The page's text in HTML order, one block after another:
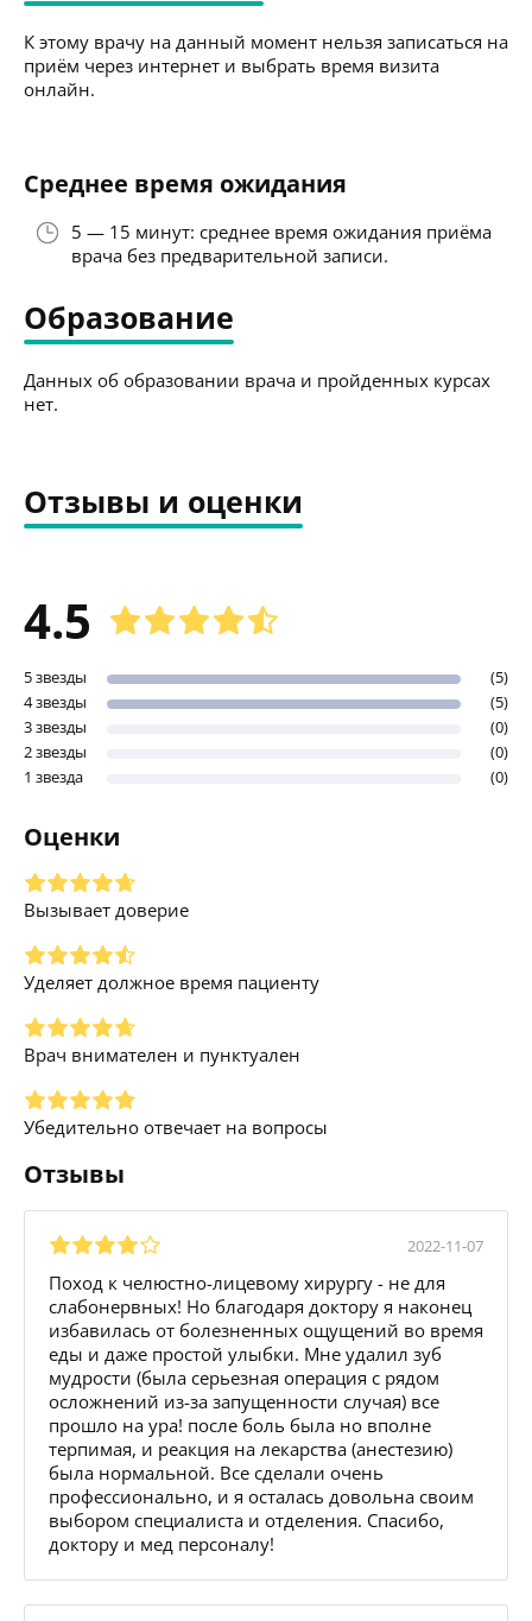
К этому врачу на данный момент нельзя записаться на
приём через интернет и выбрать время визита
онлайн.
Среднее время ожидания
5 — 15 минут: среднее время ожидания приёма
врача без предварительной записи.
Образование
Данных об образовании врача и пройденных курсах
нет.
Отзывы и оценки
4.5
5 звезды
(5)
4 звезды
(5)
3 звезды
(0)
2 звезды
(0)
1 звезда
(0)
Оценки
Вызывает доверие
Уделяет должное время пациенту
Врач внимателен и пунктуален
Убедительно отвечает на вопросы
Отзывы
2022-11-07
Поход к челюстно-лицевому хирургу - не для
слабонервных! Но благодаря доктору я наконец
избавилась от болезненных ощущений во время
еды и даже простой улыбки. Мне удалил зуб
мудрости (была серьезная операция с рядом
осложнений из-за запущенности случая) все
прошло на ура! после боль была но вполне
терпимая, и реакция на лекарства (анестезию)
была нормальной. Все сделали очень
профессионально, и я осталась довольна своим
выбором специалиста и отделения. Спасибо,
доктору и мед персоналу!